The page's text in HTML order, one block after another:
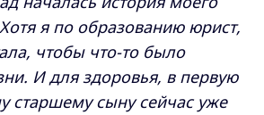
я по образованию юрист,
чтобы что-то было
И для здоровья, в первую
старшему сыну сейчас уже